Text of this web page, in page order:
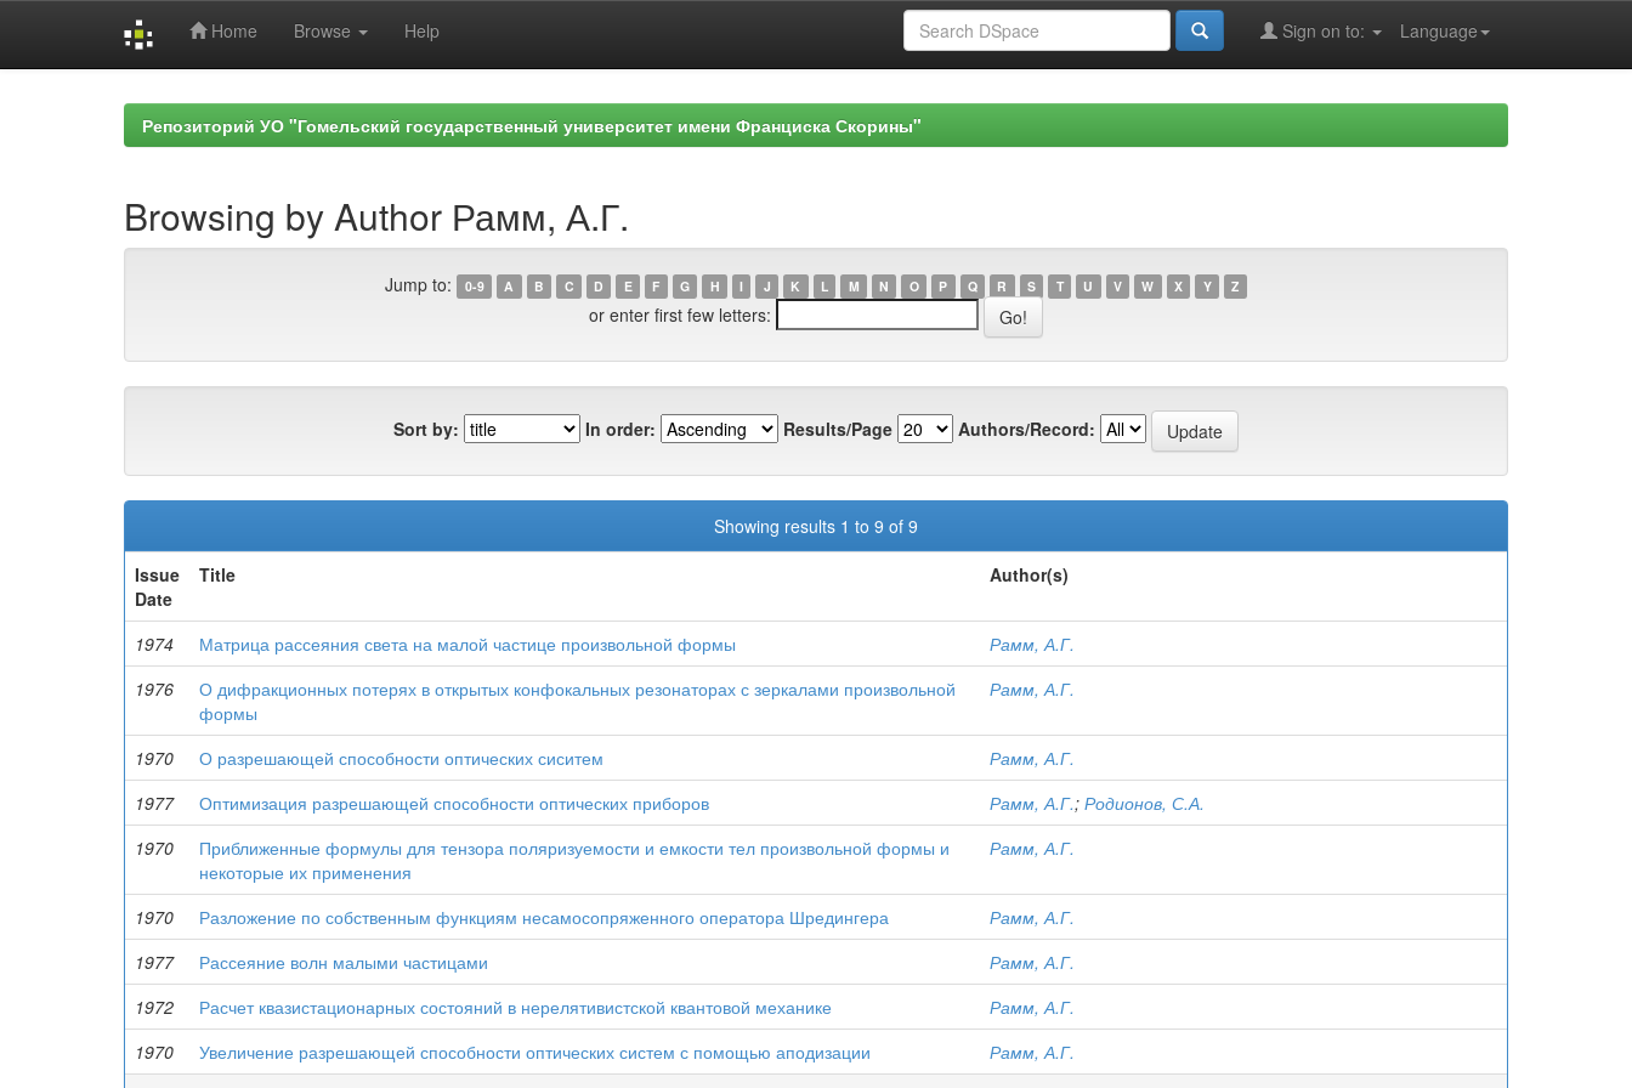
Home Browse Help Language
Sign on to:
Репозиторий УО "Гомельский государственный университет имени Франциска Скорины"
Browsing by Author Рамм, А.Г.
Jump to: 0-9 A B C D E F G H I J K L M N O P Q R S T U V W X Y Z
or enter first few letters:
Sort by: In order: Results/Page Authors/Record:
Showing results 1 to 9 of 9
Issue
Date
Title Author(s)
1974 Матрица рассеяния света на малой частице произвольной формы
Рамм, А.Г.
1976
О дифракционных потерях в открытых конфокальных резонаторах с зеркалами произвольной
формы
Рамм, А.Г.
1970 О разрешающей способности оптических сиситем
Рамм, А.Г.
1977
Оптимизация разрешающей способности оптических приборов Рамм, А.Г.; Родионов, С.А.
1970
Приближенные формулы для тензора поляризуемости и емкости тел произвольной формы и
некоторые их применения
Рамм, А.Г.
1970 Разложение по собственным функциям несамосопряженного оператора Шредингера
Рамм, А.Г.
1977
Рассеяние волн малыми частицами
Рамм, А.Г.
1972
Расчет квазистационарных состояний в нерелятивистской квантовой механике
Рамм, А.Г.
1970
Увеличение разрешающей способности оптических систем с помощью аподизации
Рамм, А.Г.